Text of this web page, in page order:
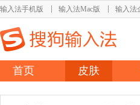
输入法手机版 输入法Mac版 输入法
首页 皮肤